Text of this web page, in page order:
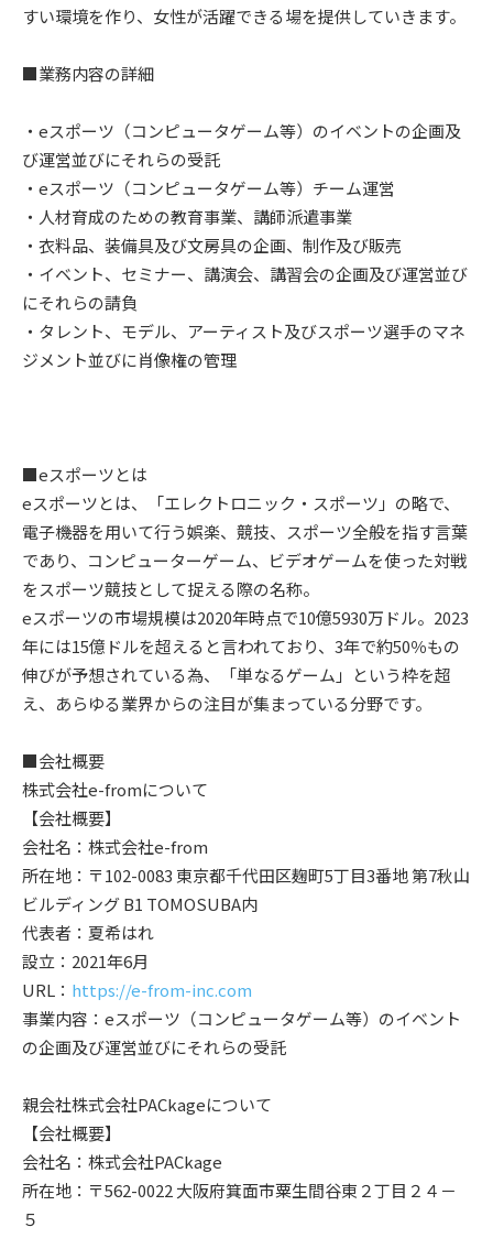
すい環境を作り、女性が活躍できる場を提供していきます。
■業務内容の詳細
・eスポーツ（コンピュータゲーム等）のイベントの企画及
び運営並びにそれらの受託
・eスポーツ（コンピュータゲーム等）チーム運営
・人材育成のための教育事業、講師派遣事業
・衣料品、装備具及び文房具の企画、制作及び販売
・イベント、セミナー、講演会、講習会の企画及び運営並び
にそれらの請負
・タレント、モデル、アーティスト及びスポーツ選手のマネ
ジメント並びに肖像権の管理
■eスポーツとは
eスポーツとは、「エレクトロニック・スポーツ」の略で、
電子機器を用いて行う娯楽、競技、スポーツ全般を指す言葉
であり、コンピューターゲーム、ビデオゲームを使った対戦
をスポーツ競技として捉える際の名称。
eスポーツの市場規模は2020年時点で10億5930万ドル。2023
年には15億ドルを超えると言われており、3年で約50％もの
伸びが予想されている為、「単なるゲーム」という枠を超
え、あらゆる業界からの注目が集まっている分野です。
■会社概要
株式会社e-fromについて
【会社概要】
会社名：株式会社e-from
所在地：〒102-0083 東京都千代田区麹町5丁目3番地 第7秋山
ビルディング B1 TOMOSUBA内
代表者：夏希はれ
設立：2021年6月
URL： https://e-from-inc.com
事業内容：eスポーツ（コンピュータゲーム等）のイベント
の企画及び運営並びにそれらの受託
親会社株式会社PACkageについて
【会社概要】
会社名：株式会社PACkage
所在地：〒562-0022 大阪府箕面市粟生間谷東２丁目２４－
５